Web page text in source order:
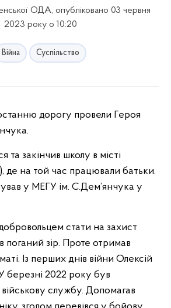
ОДА, опубліковано 03 червня
2023 року о 10:20
Війна Суспільство
та закінчив школу в місті
де на той час працювали батьки.
у МЕГУ ім. С.Дем’янчука у
стати на захист
поганий зір. Проте отримав
Із перших днів війни Олексій
березні 2022 року був
військову службу. Допомагав